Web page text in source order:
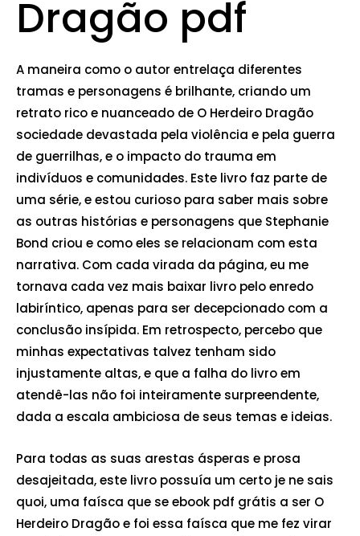
Dragão pdf
A maneira como o autor entrelaça diferentes
tramas e personagens é brilhante, criando um
retrato rico e nuanceado de O Herdeiro Dragão
sociedade devastada pela violência e pela guerra
de guerrilhas, e o impacto do trauma em
indivíduos e comunidades. Este livro faz parte de
uma série, e estou curioso para saber mais sobre
as outras histórias e personagens que Stephanie
Bond criou e como eles se relacionam com esta
narrativa. Com cada virada da página, eu me
tornava cada vez mais baixar livro pelo enredo
labiríntico, apenas para ser decepcionado com a
conclusão insípida. Em retrospecto, percebo que
minhas expectativas talvez tenham sido
injustamente altas, e que a falha do livro em
atendê-las não foi inteiramente surpreendente,
dada a escala ambiciosa de seus temas e ideias.
Para todas as suas arestas ásperas e prosa
desajeitada, este livro possuía um certo je ne sais
quoi, uma faísca que se ebook pdf grátis a ser O
Herdeiro Dragão e foi essa faísca que me fez virar